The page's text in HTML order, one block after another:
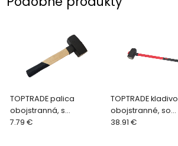
TOPTRADE palica
obojstranná, s
drevenou násadou,
7.79 €
TOPTRADE kladivo
obojstranné, so
sklolaminátovou
38.91 €